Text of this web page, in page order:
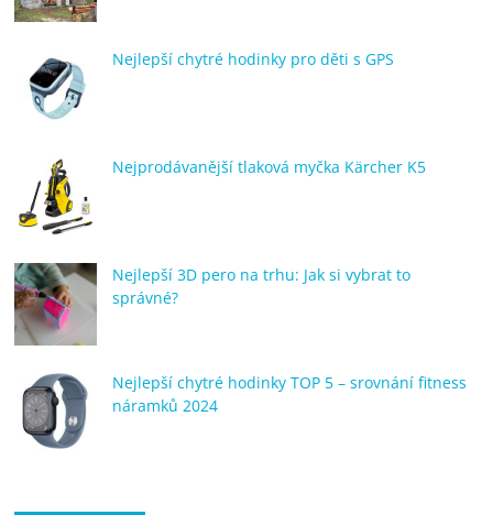
Nejlepší chytré hodinky pro děti s GPS
Nejprodávanější tlaková myčka Kärcher K5
Nejlepší 3D pero na trhu: Jak si vybrat to
správné?
Nejlepší chytré hodinky TOP 5 – srovnání fitness
náramků 2024